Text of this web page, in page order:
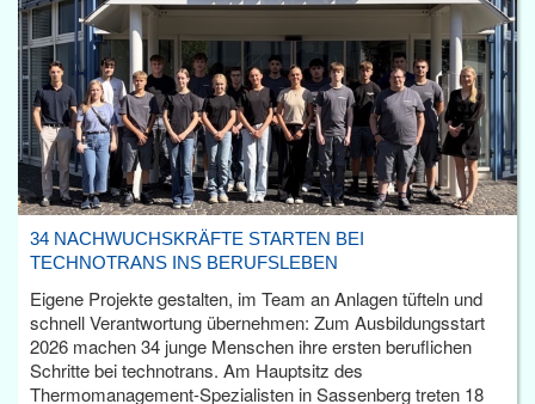
34 NACHWUCHSKRÄFTE STARTEN BEI
TECHNOTRANS INS BERUFSLEBEN
Eigene Projekte gestalten, im Team an Anlagen tüfteln und
schnell Verantwortung übernehmen: Zum Ausbildungsstart
2026 machen 34 junge Menschen ihre ersten beruflichen
Schritte bei technotrans. Am Hauptsitz des
Thermomanagement-Spezialisten in Sassenberg treten 18